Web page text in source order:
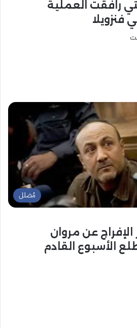
رافقت العملية
فنزويلا
مُضلل
عن مروان
الأسبوع القادم